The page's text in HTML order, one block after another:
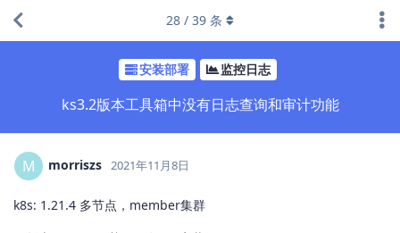
安装部署 监控日志
ks3.2版本工具箱中没有日志查询和审计功能
28 / 39 条
M morriszs 2021年11月8日
k8s: 1.21.4 多节点，member集群